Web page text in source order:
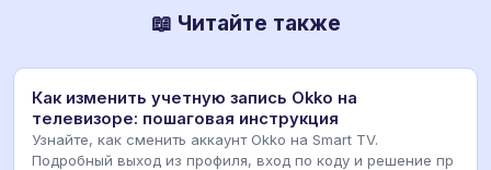
📖 Читайте также
Как изменить учетную запись Okko на
телевизоре: пошаговая инструкция
Узнайте, как сменить аккаунт Okko на Smart TV.
Подробный выход из профиля, вход по коду и решение пр